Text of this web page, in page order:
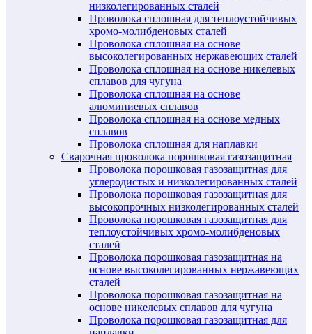
низколегированных сталей
Проволока сплошная для теплоустойчивых
хромо-молибденовых сталей
Проволока сплошная на основе
высоколегированных нержавеющих сталей
Проволока сплошная на основе никелевых
сплавов для чугуна
Проволока сплошная на основе
алюминиевых сплавов
Проволока сплошная на основе медных
сплавов
Проволока сплошная для наплавки
Сварочная проволока порошковая газозащитная
Проволока порошковая газозащитная для
углеродистых и низколегированных сталей
Проволока порошковая газозащитная для
высокопрочных низколегированных сталей
Проволока порошковая газозащитная для
теплоустойчивых хромо-молибденовых
сталей
Проволока порошковая газозащитная на
основе высоколегированных нержавеющих
сталей
Проволока порошковая газозащитная на
основе никелевых сплавов для чугуна
Проволока порошковая газозащитная для